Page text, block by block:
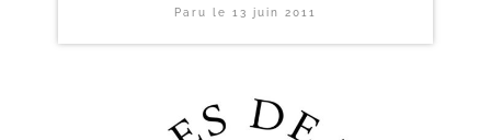
Paru le 13 juin 2011